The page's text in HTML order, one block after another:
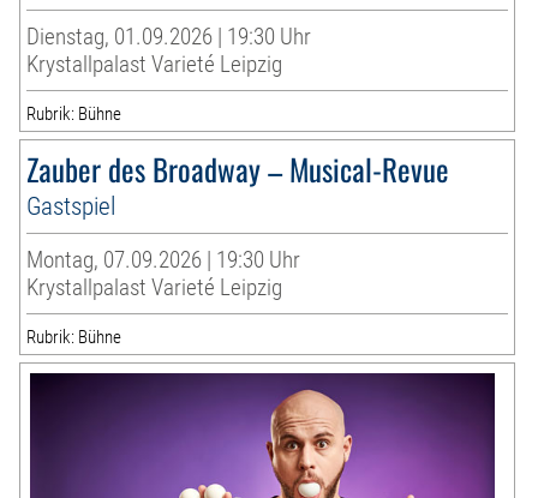
Dienstag, 01.09.2026 | 19:30 Uhr
Krystallpalast Varieté Leipzig
Rubrik: Bühne
Zauber des Broadway – Musical-Revue
Gastspiel
Montag, 07.09.2026 | 19:30 Uhr
Krystallpalast Varieté Leipzig
Rubrik: Bühne